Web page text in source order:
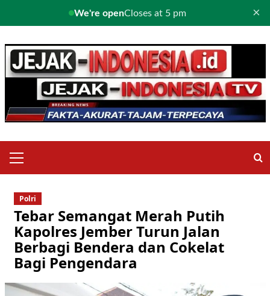
We're openCloses at 5 pm ×
to
content
Menu
Polri
Tebar Semangat Merah Putih
Kapolres Jember Turun Jalan
Berbagi Bendera dan Cokelat
Bagi Pengendara